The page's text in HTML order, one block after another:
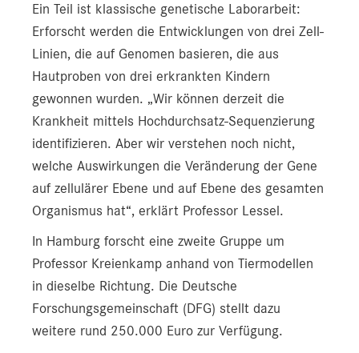
Ein Teil ist klassische genetische Laborarbeit:
Erforscht werden die Entwicklungen von drei Zell-
Linien, die auf Genomen basieren, die aus
Hautproben von drei erkrankten Kindern
gewonnen wurden. „Wir können derzeit die
Krankheit mittels Hochdurchsatz-Sequenzierung
identifizieren. Aber wir verstehen noch nicht,
welche Auswirkungen die Veränderung der Gene
auf zellulärer Ebene und auf Ebene des gesamten
Organismus hat“, erklärt Professor Lessel.
In Hamburg forscht eine zweite Gruppe um
Professor Kreienkamp anhand von Tiermodellen
in dieselbe Richtung. Die Deutsche
Forschungsgemeinschaft (DFG) stellt dazu
weitere rund 250.000 Euro zur Verfügung.